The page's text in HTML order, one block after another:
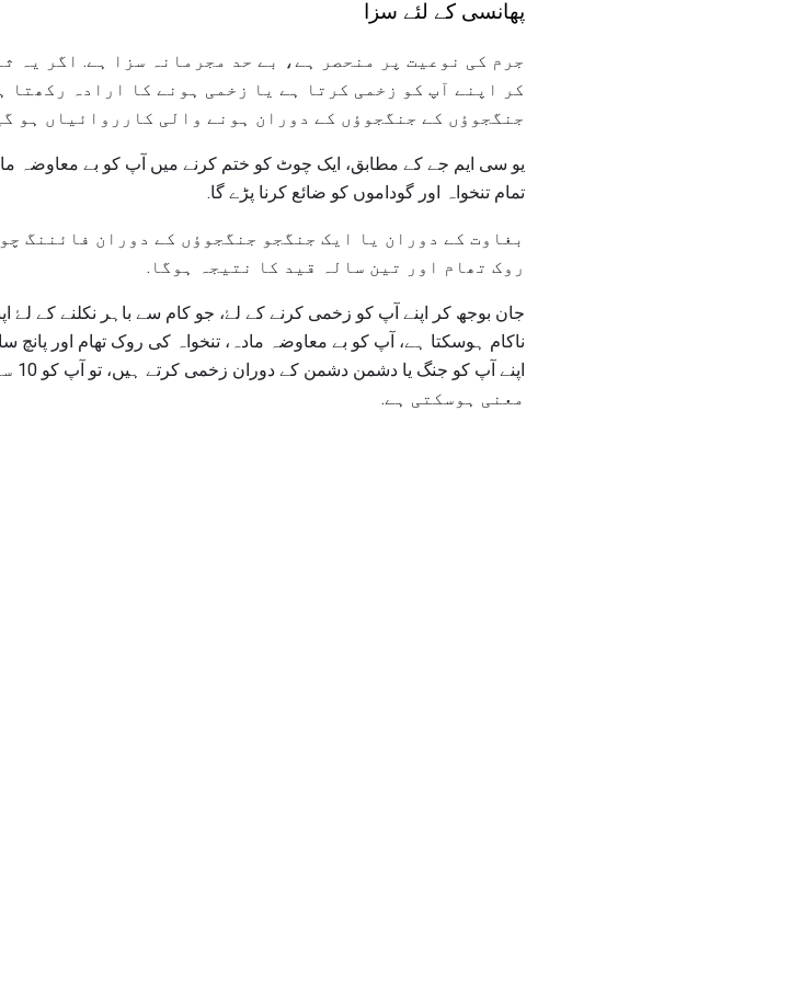
پھانسی کے لئے سزا
جرم کی نوعیت پر منحصر ہے، بے حد مجرمانہ سزا ہے. اگر یہ
کر اپنے آپ کو زخمی کرتا ہے یا زخمی ہونے کا ارادہ رکھتا
جنگجوؤں کے جنگجوؤں کے دوران ہونے والی کارروائیاں ہو
یو سی ایم جے کے مطابق، ایک چوٹ کو ختم کرنے میں آپ کو بے معاوضہ
تمام تنخواہ اور گوداموں کو ضائع کرنا پڑے گا.
بغاوت کے دوران یا ایک جنگجو جنگجوؤں کے دوران فائننگ
روک تھام اور تین سالہ قید کا نتیجہ ہوگا.
جان بوجھ کر اپنے آپ کو زخمی کرنے کے لۓ، جو کام سے باہر نکلنے کے لۓ
ناکام ہوسکتا ہے، آپ کو بے معاوضہ مادہ، تنخواہ کی روک تھام اور
معنی ہوسکتی ہے.